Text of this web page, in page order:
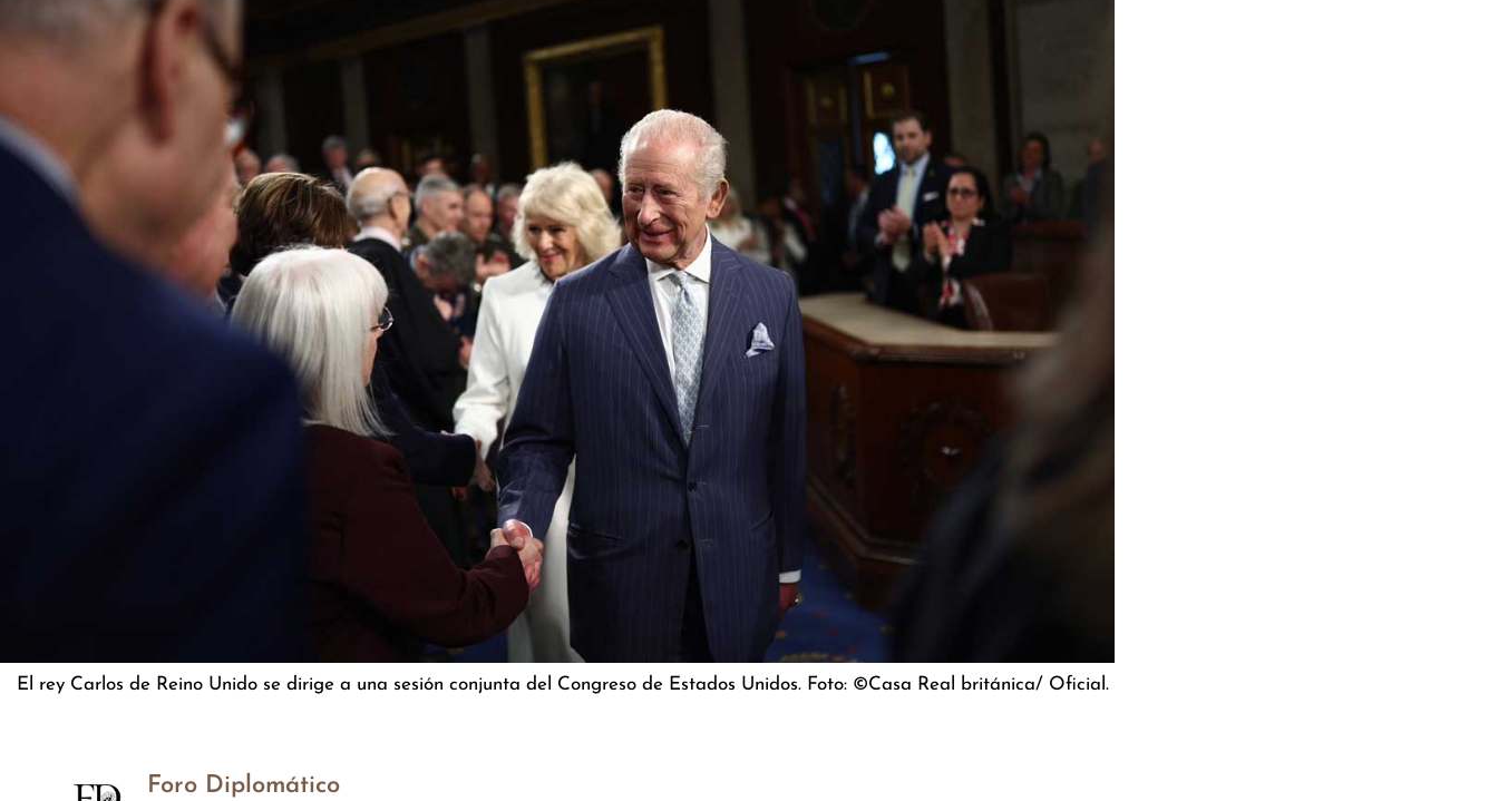
El rey Carlos de Reino Unido se dirige a una sesión conjunta del Congreso de Estados Unidos. Foto: ©Casa Real británica/ Oficial.
Foro Diplomático